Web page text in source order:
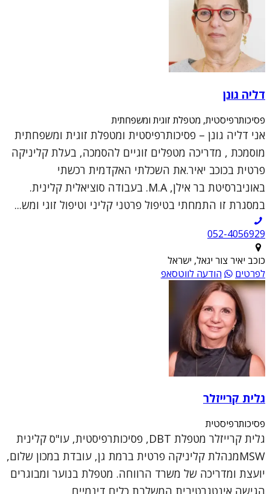
דליה גונן
פסיכותרפיסטית, מטפלת זוגית ומשפחתית
אני דליה גונן – פסיכותרפיסטית ומטפלת זוגית ומשפחתית
מוסמכת , מדריכה מטפלים זוגיים להסמכה, בעלת קליניקה
פרטית בכוכב יאיר.את השכלתי האקדמית רכשתי
באוניברסיטת בר אילן, M.A. בעבודה סוציאלית קלינית.
במסגרת זו התמחתי בטיפול פרטני קליני וטיפול זוגי ומש...
052-4056929
כוכב יאיר צור יגאל, ישראל
לפרטים
הודעה לווטסאפ
גלית קרייזלר
פסיכותרפיסטית
גלית קרייזלר מטפלת DBT, פסיכותרפיסטית, עו"ס קלינית
MSWמנהלת קליניקה פרטית ברמת גן, עובדת במכון שלום,
יועצת ומדריכה של משרד הרווחה. מטפלת בנוער ומבוגרים
הגישה אינטגרטיבית המשלבת כלים דינמיים